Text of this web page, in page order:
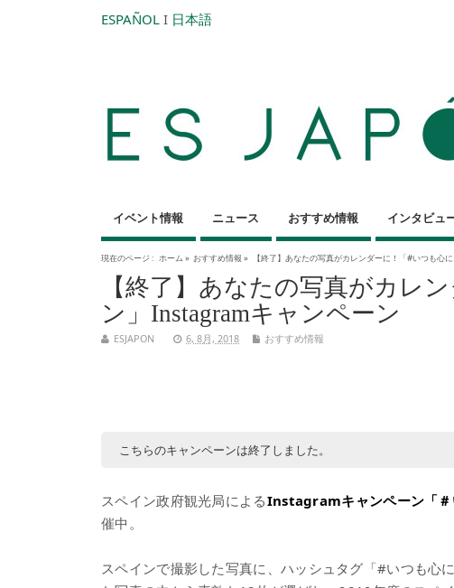
ESPAÑOL I 日本語
イベント情報 ニュース おすすめ情報 インタビュ
現在のページ : ホーム » おすすめ情報 » 【終了】あなたの写真がカレンダーに！「#いつも心
【終了】あなたの写真がカレ
ン」Instagramキャンペーン
ESJAPON 6, 8月, 2018 おすすめ情報
こちらのキャンペーンは終了しました。
スペイン政府観光局によるInstagramキャンペーン「＃
催中。
スペインで撮影した写真に、ハッシュタグ「#いつも